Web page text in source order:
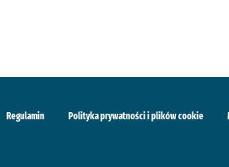
Regulamin Polityka prywatności i plików cookie